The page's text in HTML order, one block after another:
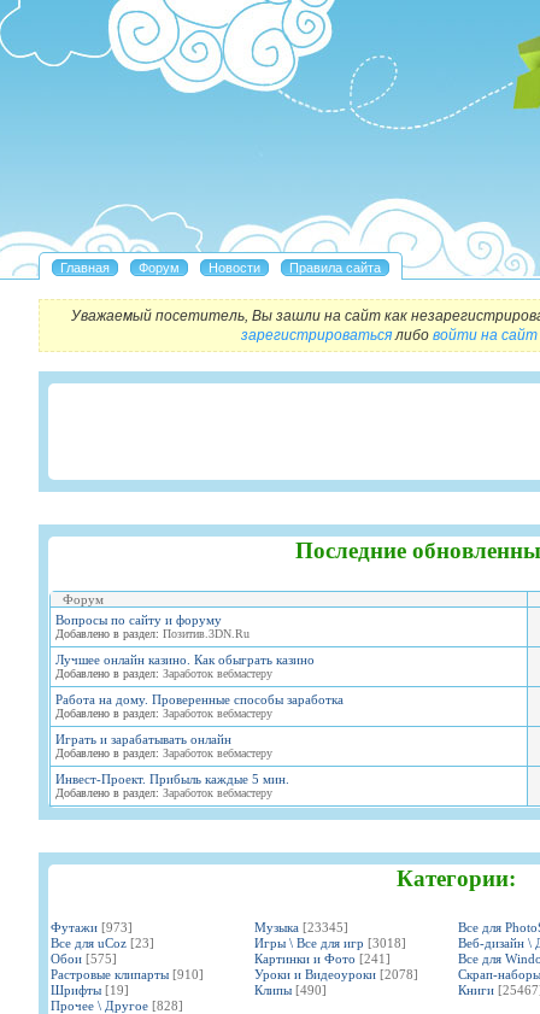
Уважаемый посетитель, Вы зашли на сайт как
зарегистрироватьсялибо войти на сайт
Последние
Форум
Вопросы по сайту и форуму
Добавлено в раздел: Позитив.3DN.Ru
Лучшее онлайн казино. Как обыграть казино
Добавлено в раздел: Заработок вебмастеру
Работа на дому. Проверенные способы заработка
Добавлено в раздел: Заработок вебмастеру
Играть и зарабатывать онлайн
Добавлено в раздел: Заработок вебмастеру
Инвест-Проект. Прибыль каждые 5 мин.
Добавлено в раздел: Заработок вебмастеру
Категории:
Футажи [973] Музыка [23345]
Все для
Все для uCoz [23] Игры \ Все для игр [3018]
Веб-дизайн \
Обои [575] Картинки и Фото [241]
Все для
Растровые клипарты [910] Уроки и Видеоуроки [2078]
Скрап-наборы
Шрифты [19] Клипы [490] Книги
Прочее \ Другое [828]